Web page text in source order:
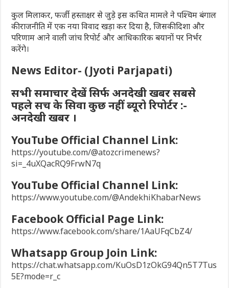
कुल मिलाकर, फर्जी हस्ताक्षर से जुड़े इस कथित मामले ने पश्चिम बंगाल
की राजनीति में एक नया विवाद खड़ा कर दिया है, जिसकी दिशा और
परिणाम आने वाली जांच रिपोर्ट और आधिकारिक बयानों पर निर्भर
करेंगे।
News Editor- (Jyoti Parjapati)
सभी समाचार देखें सिर्फ अनदेखी खबर सबसे
पहले सच के सिवा कुछ नहीं ब्यूरो रिपोर्टर :-
अनदेखी खबर ।
YouTube Official Channel Link:
https://youtube.com/@atozcrimenews?
si=_4uXQacRQ9FrwN7q
YouTube Official Channel Link:
https://www.youtube.com/@AndekhiKhabarNews
Facebook Official Page Link:
https://www.facebook.com/share/1AaUFqCbZ4/
Whatsapp Group Join Link:
https://chat.whatsapp.com/KuOsD1zOkG94Qn5T7Tus
5E?mode=r_c